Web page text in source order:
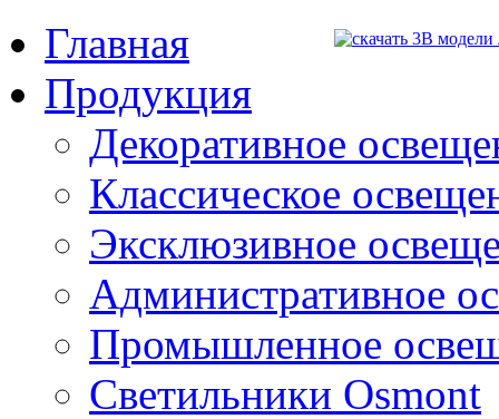
Главная
Продукция
Декоративное
Классическое
Эксклюзивное
Административное
Промышленное
Светильники Osmont